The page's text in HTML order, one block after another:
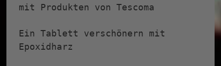
mit Produkten von Tescoma
Ein Tablett verschönern mit
Epoxidharz